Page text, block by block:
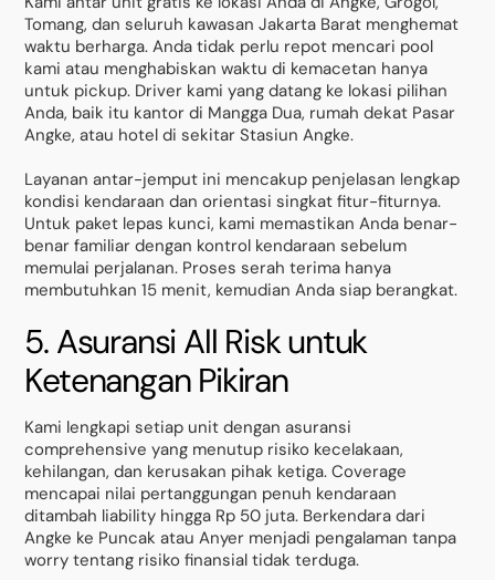
Tomang, dan seluruh kawasan Jakarta Barat menghemat
waktu berharga. Anda tidak perlu repot mencari pool
kami atau menghabiskan waktu di kemacetan hanya
untuk pickup. Driver kami yang datang ke lokasi pilihan
Anda, baik itu kantor di Mangga Dua, rumah dekat Pasar
Angke, atau hotel di sekitar Stasiun Angke.
Layanan antar-jemput ini mencakup penjelasan lengkap
kondisi kendaraan dan orientasi singkat fitur-fiturnya.
Untuk paket lepas kunci, kami memastikan Anda benar-
benar familiar dengan kontrol kendaraan sebelum
memulai perjalanan. Proses serah terima hanya
membutuhkan 15 menit, kemudian Anda siap berangkat.
5. Asuransi All Risk untuk
Ketenangan Pikiran
Kami lengkapi setiap unit dengan asuransi
comprehensive yang menutup risiko kecelakaan,
kehilangan, dan kerusakan pihak ketiga. Coverage
mencapai nilai pertanggungan penuh kendaraan
ditambah liability hingga Rp 50 juta. Berkendara dari
Angke ke Puncak atau Anyer menjadi pengalaman tanpa
worry tentang risiko finansial tidak terduga.